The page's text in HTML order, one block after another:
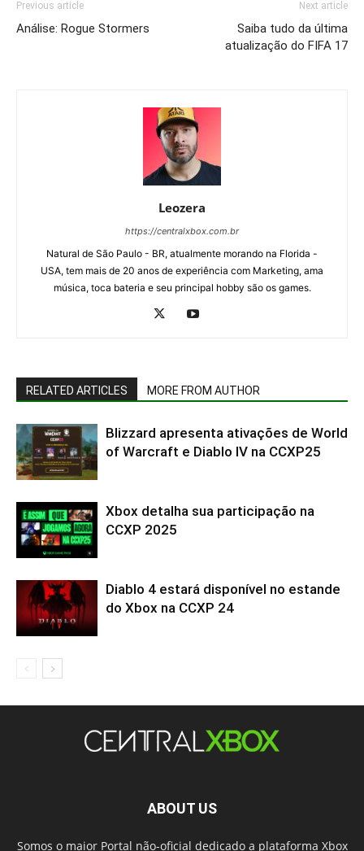
Previous article
Análise: Rogue Stormers
Next article
Saiba tudo da última
atualização do FIFA 17
Leozera
https://centralxbox.com.br
Natural de São Paulo - BR, atualmente morando na Florida -
USA, tem mais de 20 anos de experiência com Marketing, ama
música, toca bateria e seu principal hobby são os games.
RELATED ARTICLES MORE FROM AUTHOR
Blizzard apresenta ativações de World
of Warcraft e Diablo IV na CCXP25
Xbox detalha sua participação na
CCXP 2025
Diablo 4 estará disponível no estande
do Xbox na CCXP 24
ABOUT US
Somos o maior Portal não-oficial dedicado a plataforma Xbox